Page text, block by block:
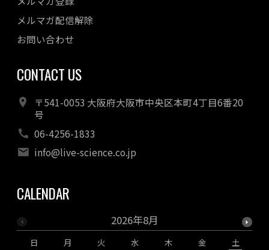
メルマガ配信解除
お問い合わせ
CONTACT US
〒541-0053 大阪府大阪市中央区本町4丁目6番20
号
06-4256-1833
info@live-science.co.jp
CALENDAR
2026年8月
日 月 火 水 木 金
土